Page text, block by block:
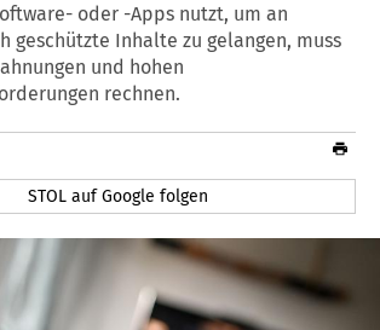
oder -Apps nutzt, um an
geschützte Inhalte zu gelangen, muss
und hohen
rechnen.
STOL auf Google folgen